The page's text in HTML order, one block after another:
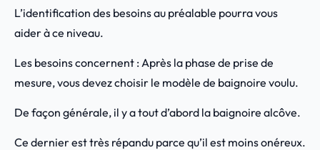
L’identification des besoins au préalable pourra vous
aider à ce niveau.
Les besoins concernent : Après la phase de prise de
mesure, vous devez choisir le modèle de baignoire voulu.
De façon générale, il y a tout d’abord la baignoire alcôve.
Ce dernier est très répandu parce qu’il est moins onéreux.